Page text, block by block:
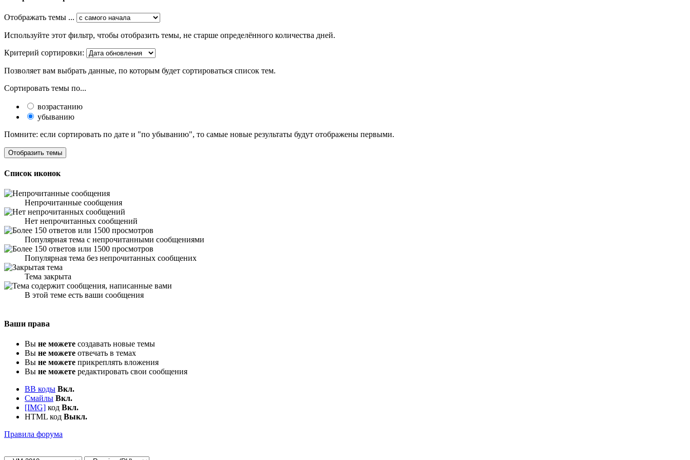
Отображать темы ...
Используйте этот фильтр, чтобы отобразить темы, не старше определённого количества дней.
Критерий сортировки:
Позволяет вам выбрать данные, по которым будет сортироваться список тем.
Сортировать темы по...
возрастанию
убыванию
Помните: если сортировать по дате и "по убыванию", то самые новые результаты будут отображены первыми.
Список иконок
Непрочитанные сообщения
Нет непрочитанных сообщений
Популярная тема с непрочитанными сообщениями
Популярная тема без непрочитанных сообщених
Тема закрыта
В этой теме есть ваши сообщения
Ваши права
Вы не можете создавать новые темы
Вы не можете отвечать в темах
Вы не можете прикреплять вложения
Вы не можете редактировать свои сообщения
BB коды Вкл.
Смайлы Вкл.
[IMG] код Вкл.
HTML код Выкл.
Правила форума